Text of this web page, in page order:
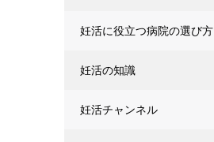
妊活に役立つ病院の選び方
妊活の知識
妊活チャンネル